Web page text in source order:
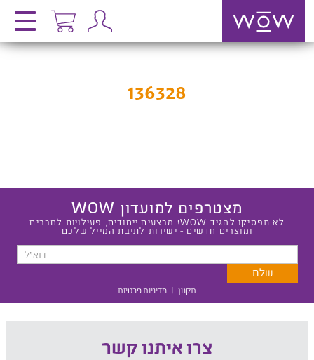
136328
מצטרפים למועדון WOW
לא תפסיקו להגיד WOW! מבצעים ייחודים, פעילויות לחברים
ומוצרים חדשים - ישירות לתיבת המייל שלכם
תקנון | מדיניות פרטיות
צרו איתנו קשר